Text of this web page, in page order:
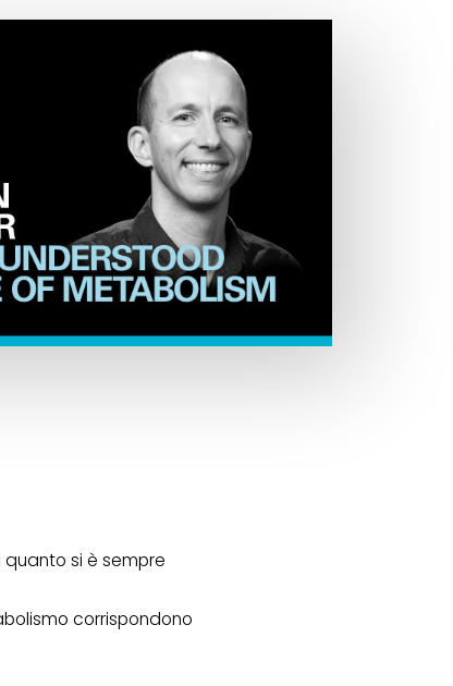
si è sempre
corrispondono